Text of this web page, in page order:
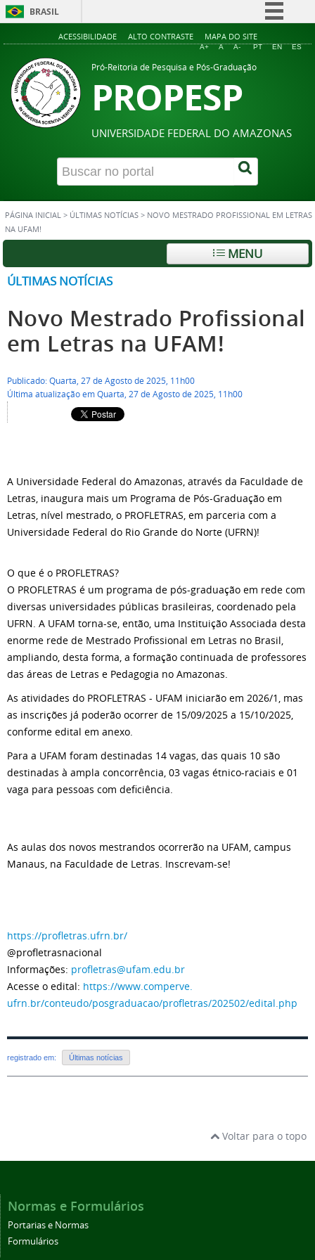
BRASIL
Simplifique!
Acesso à informação
ACESSIBILIDADE ALTO CONTRASTE MAPA DO SITE
A+ A A- PT EN ES
Pró-Reitoria de Pesquisa e Pós-Graduação
PROPESP
UNIVERSIDADE FEDERAL DO AMAZONAS
PÁGINA INICIAL > ÚLTIMAS NOTÍCIAS > NOVO MESTRADO PROFISSIONAL EM LETRAS
NA UFAM!
MENU
ÚLTIMAS NOTÍCIAS
Novo Mestrado Profissional
em Letras na UFAM!
Publicado: Quarta, 27 de Agosto de 2025, 11h00
Última atualização em Quarta, 27 de Agosto de 2025, 11h00
A Universidade Federal do Amazonas, através da Faculdade de
Letras, inaugura mais um Programa de Pós-Graduação em
Letras, nível mestrado, o PROFLETRAS, em parceria com a
Universidade Federal do Rio Grande do Norte (UFRN)!
O que é o PROFLETRAS?
O PROFLETRAS é um programa de pós-graduação em rede com
diversas universidades públicas brasileiras, coordenado pela
UFRN. A UFAM torna-se, então, uma Instituição Associada desta
enorme rede de Mestrado Profissional em Letras no Brasil,
ampliando, desta forma, a formação continuada de professores
das áreas de Letras e Pedagogia no Amazonas.
As atividades do PROFLETRAS - UFAM iniciarão em 2026/1, mas
as inscrições já poderão ocorrer de 15/09/2025 a 15/10/2025,
conforme edital em anexo.
Para a UFAM foram destinadas 14 vagas, das quais 10 são
destinadas à ampla concorrência, 03 vagas étnico-raciais e 01
vaga para pessoas com deficiência.
As aulas dos novos mestrandos ocorrerão na UFAM, campus
Manaus, na Faculdade de Letras. Inscrevam-se!
https://profletras.ufrn.br/
@profletrasnacional
Informações: profletras@ufam.edu.br
Acesse o edital: https://www.comperve.
ufrn.br/conteudo/posgraduacao/profletras/202502/edital.php
registrado em: Últimas notícias
Voltar para o topo
Normas e Formulários
Portarias e Normas
Formulários